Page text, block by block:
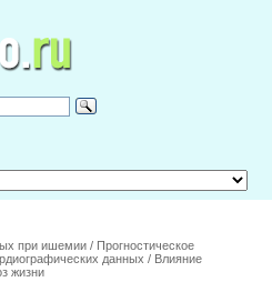
при ишемии / Прогностическое
данных / Влияние
жизни